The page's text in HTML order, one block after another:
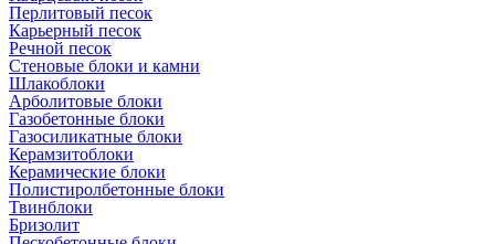
Перлитовый песок
Карьерный песок
Речной песок
Стеновые блоки и камни
Шлакоблоки
Арболитовые блоки
Газобетонные блоки
Газосиликатные блоки
Керамзитоблоки
Керамические блоки
Полистиролбетонные блоки
Твинблоки
Бризолит